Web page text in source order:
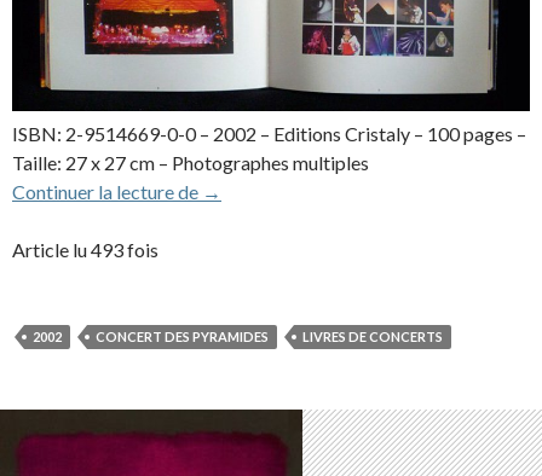
ISBN: 2-9514669-0-0 – 2002 – Editions Cristaly – 100 pages –
Taille: 27 x 27 cm – Photographes multiples
Continuer la lecture de
The Millennium Concert (livre, 2002)
→
Article lu 493 fois
2002 CONCERT DES PYRAMIDES LIVRES DE CONCERTS